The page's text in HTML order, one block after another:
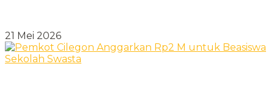
21 Mei 2026